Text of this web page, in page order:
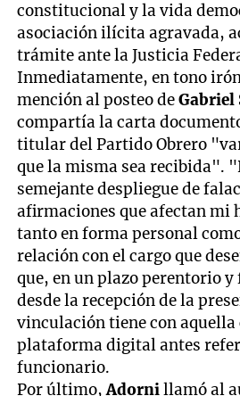
constitucional y la vida
asociación ilícita agravada,
trámite ante la Justicia
Inmediatamente, en tono
mención al posteo deGabriel
compartía la carta
titular del Partido Obrero
que la misma sea recibida".
semejante despliegue de
afirmaciones que afectan mi
tanto en forma personal
relación con el cargo que
que, en un plazo perentorio
desde la recepción de la
vinculación tiene con aquella
plataforma digital antes
funcionario.
Por último,Adornillamó al